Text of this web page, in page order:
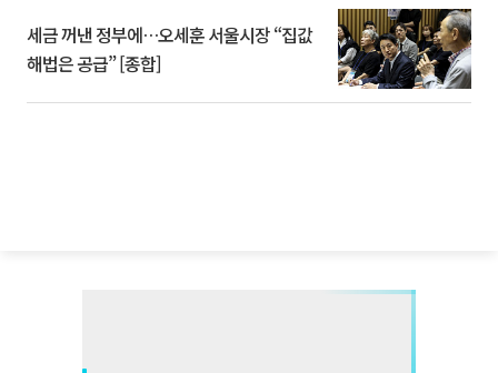
세금 꺼낸 정부에…오세훈 서울시장 “집값
해법은 공급” [종합]